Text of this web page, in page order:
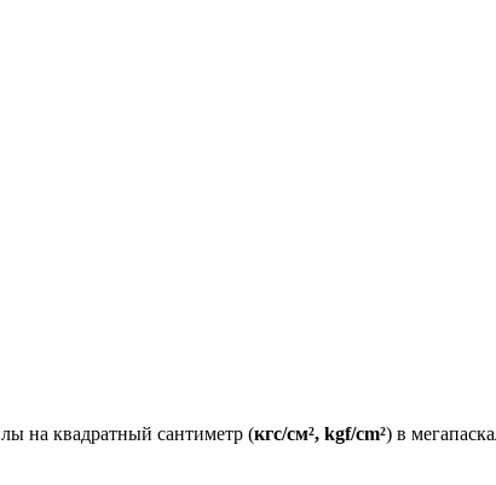
на квадратный сантиметр (кгс/см², kgf/cm²) в